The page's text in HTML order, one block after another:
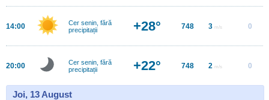
14:00
Cer senin, fără
precipitații
+28° 748 3 m/s 0
20:00
Cer senin, fără
precipitații
+22° 748 2 m/s 0
Joi, 13 August